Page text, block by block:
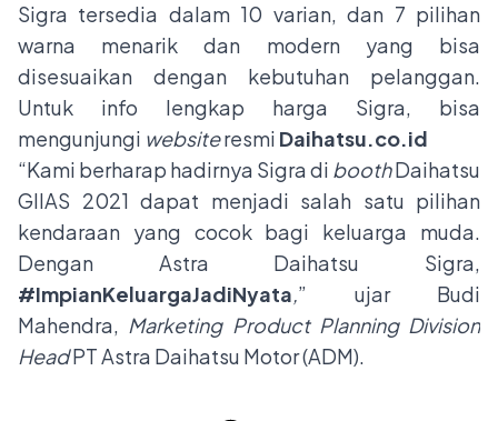
Sigra tersedia dalam 10 varian, dan 7 pilihan
warna menarik dan modern yang bisa
disesuaikan dengan kebutuhan pelanggan.
Untuk info lengkap harga Sigra, bisa
mengunjungi websiteresmi Daihatsu.co.id
“Kami berharap hadirnya Sigra di boothDaihatsu
GIIAS 2021 dapat menjadi salah satu pilihan
kendaraan yang cocok bagi keluarga muda.
Dengan Astra Daihatsu Sigra,
#ImpianKeluargaJadiNyata,” ujar Budi
Mahendra, Marketing Product Planning Division
HeadPT Astra Daihatsu Motor (ADM).